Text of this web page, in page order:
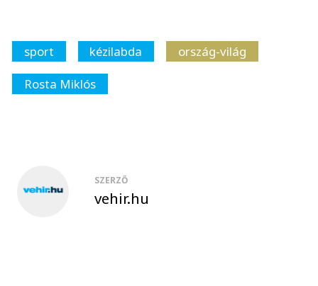
sport kézilabda
ország-világ
Rosta Miklós
SZERZŐ
vehir.hu